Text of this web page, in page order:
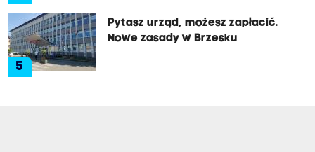
5
Pytasz urząd, możesz zapłacić.
Nowe zasady w Brzesku